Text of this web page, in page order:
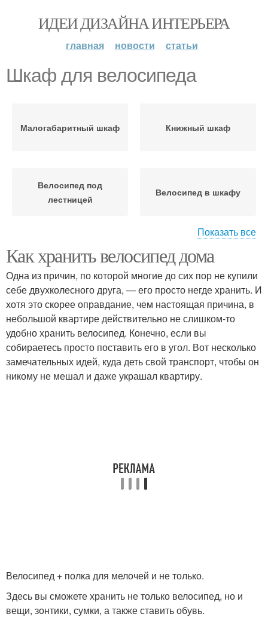
ИДЕИ ДИЗАЙНА ИНТЕРЬЕРА
главная новости статьи
Шкаф для велосипеда
Малогабаритный шкаф Книжный шкаф
Велосипед под
лестницей
Велосипед в шкафу
Шкаф для хранения Полка для велосипеда
Объемный шкаф Ручка в шкафу
Держатель для
Показать все
Как хранить велосипед дома
Одна из причин, по которой многие до сих пор не купили
себе двухколесного друга, — его просто негде хранить. И
хотя это скорее оправдание, чем настоящая причина, в
небольшой квартире действительно не слишком-то
удобно хранить велосипед. Конечно, если вы
собираетесь просто поставить его в угол. Вот несколько
замечательных идей, куда деть свой транспорт, чтобы он
никому не мешал и даже украшал квартиру.
Велосипед + полка для мелочей и не только.
Здесь вы сможете хранить не только велосипед, но и
вещи, зонтики, сумки, а также ставить обувь.